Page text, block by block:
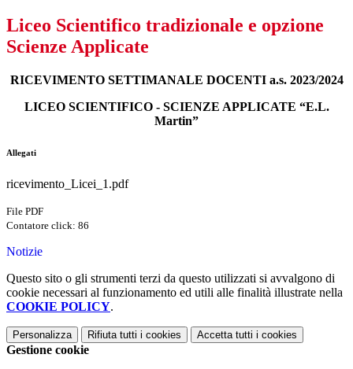
Liceo Scientifico tradizionale e opzione
Scienze Applicate
RICEVIMENTO SETTIMANALE DOCENTI a.s. 2023/2024
LICEO SCIENTIFICO - SCIENZE APPLICATE “E.L.
Martin”
Allegati
ricevimento_Licei_1.pdf
File PDF
Contatore click: 86
Notizie
Questo sito o gli strumenti terzi da questo utilizzati si avvalgono di
cookie necessari al funzionamento ed utili alle finalità illustrate nella
COOKIE POLICY.
Personalizza Rifiuta tutti i cookies Accetta tutti i cookies
Gestione cookie